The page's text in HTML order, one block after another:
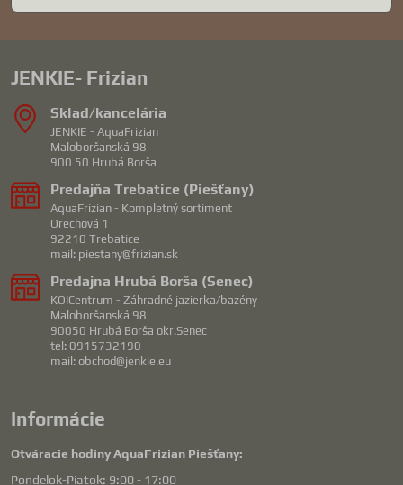
JENKIE- Frizian
Sklad/kancelária
JENKIE - AquaFrizian
Maloboršanská 98
900 50 Hrubá Borša
Predajňa Trebatice (Piešťany)
AquaFrizian - Kompletný sortiment
Orechová 1
92210 Trebatice
mail: piestany@frizian.sk
Predajna Hrubá Borša (Senec)
KOICentrum - Záhradné jazierka/bazény
Maloboršanská 98
90050 Hrubá Borša okr.Senec
tel: 0915732190
mail: obchod@jenkie.eu
Informácie
Otváracie hodiny AquaFrizian Piešťany:
Pondelok-Piatok: 9:00 - 17:00